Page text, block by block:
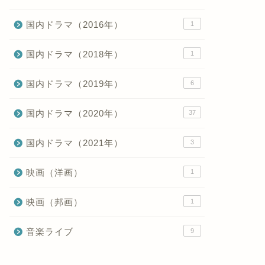
国内ドラマ（2016年） 1
国内ドラマ（2018年） 1
国内ドラマ（2019年） 6
国内ドラマ（2020年） 37
国内ドラマ（2021年） 3
映画（洋画） 1
映画（邦画） 1
音楽ライブ 9